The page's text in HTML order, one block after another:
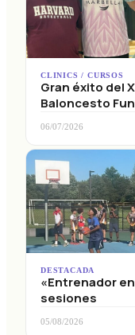
CLINICS / CURSOS
Gran éxito del
Baloncesto
06/07/2026
DESTACADA
«Entrenador en
sesiones
05/08/2026